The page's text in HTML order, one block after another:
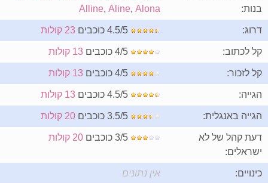
בנות:
Alline ,Aline ,Alona
דרוג: 4.5/5 כוכבים 23 קולות
קל לכתוב: 4/5 כוכבים 13 קולות
קל לזכור: 4/5 כוכבים 13 קולות
הגייה: 4.5/5 כוכבים 13 קולות
הגייה באנגלית: 3.5/5 כוכבים 20 קולות
דעת קהל של לא
ישראלים:
3/5 כוכבים 20 קולות
כינויים: אין נתונים